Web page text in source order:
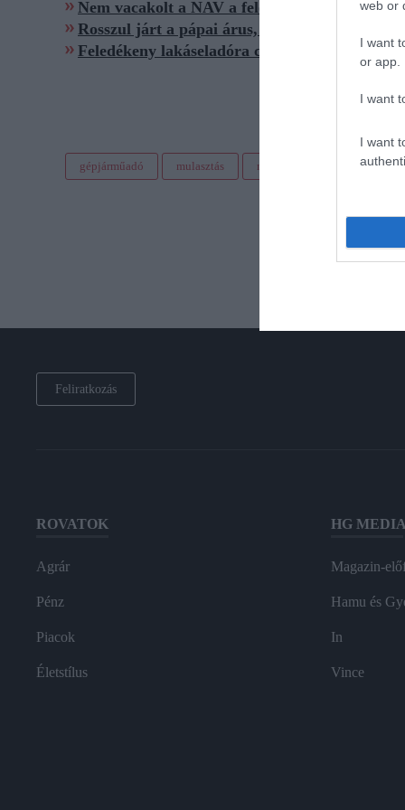
web or
I want
or app.
I want
I want
Nem vacakolt a NAV a feledékeny
Rosszul járt a pápai árus, amikor hazakísérték
Feledékeny lakáseladóra csapott le a NAV
gépjárműadó mulasztás nav figyelmeztetés
Feliratkozás
ROVATOK
Agrár
Pénz
Piacok
Életstílus
HG MEDIA
Magazin-
Hamu és
In
Vince